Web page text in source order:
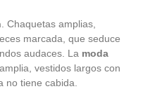
. Chaquetas amplias,
marcada, que seduce
audaces. La moda
vestidos largos con
no tiene cabida.